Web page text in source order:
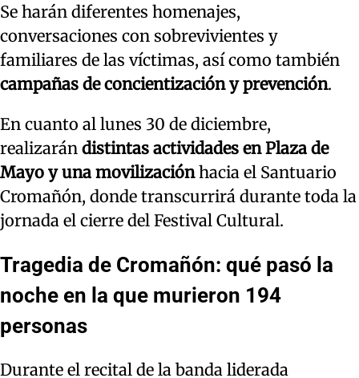
Se harán diferentes homenajes,
conversaciones con sobrevivientes y
familiares de las víctimas, así como también
campañas de concientización y prevención.
En cuanto al lunes 30 de diciembre,
realizarán distintas actividades en Plaza de
Mayo y una movilizaciónhacia el Santuario
Cromañón, donde transcurrirá durante toda la
jornada el cierre del Festival Cultural.
Tragedia de Cromañón: qué pasó la
noche en la que murieron 194
personas
Durante el recital de la banda liderada